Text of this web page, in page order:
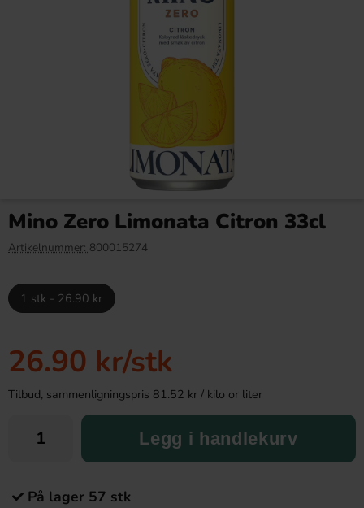
Gum Pops Blue Raspberry
105g
Mino Zero Limonata Citron 33cl
Artikelnummer: 800015274
1 stk - 26.90 kr
26.90 kr/stk
Tilbud, sammenligningspris 81.52 kr / kilo or liter
Legg i handlekurv
På lager 57 stk